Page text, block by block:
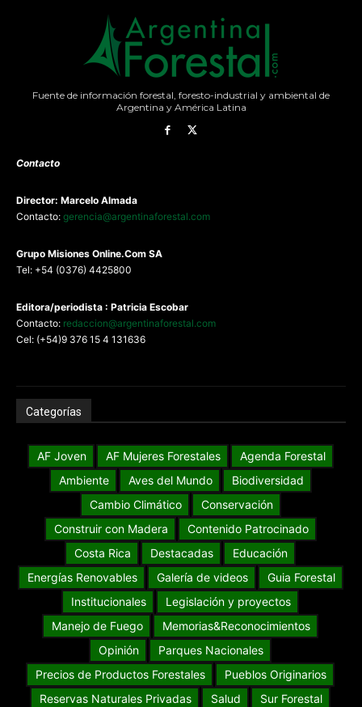
Fuente de información forestal, foresto-industrial y ambiental de
Argentina y América Latina
Contacto
Director: Marcelo Almada
Contacto: gerencia@argentinaforestal.com
Grupo Misiones Online.Com SA
Tel: +54 (0376) 4425800
Editora/periodista : Patricia Escobar
Contacto: redaccion@argentinaforestal.com
Cel: (+54)9 376 15 4 131636
Categorías
AF Joven AF Mujeres Forestales
Agenda Forestal
Ambiente
Aves del Mundo
Biodiversidad
Cambio Climático
Conservación
Construir con Madera
Contenido Patrocinado
Costa Rica
Destacadas
Educación
Energías Renovables
Galería de videos
Guia Forestal
Institucionales
Legislación y proyectos
Manejo de Fuego
Memorias&Reconocimientos
Opinión
Parques Nacionales
Precios de Productos Forestales
Pueblos Originarios
Reservas Naturales Privadas
Salud
Sur Forestal